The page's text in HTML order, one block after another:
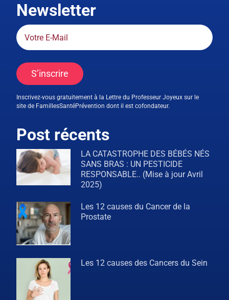
Newsletter
S’inscrire
Inscrivez-vous gratuitement à la Lettre du Professeur Joyeux sur le
site de FamillesSantéPrévention dont il est cofondateur.
Post récents
LA CATASTROPHE DES BÉBÉS NÉS
SANS BRAS : UN PESTICIDE
RESPONSABLE.. (Mise à jour Avril
2025)
Les 12 causes du Cancer de la
Prostate
Les 12 causes des Cancers du Sein